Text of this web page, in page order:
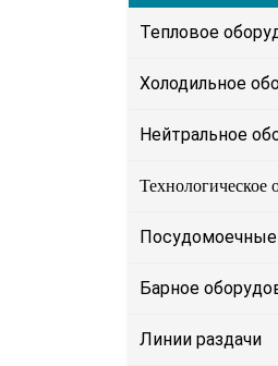
Тепловое
Холодильное
Нейтральное
Технологическое
Барное
Линии раздачи